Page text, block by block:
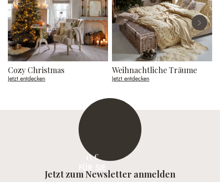
Cozy Christmas
Jetzt entdecken
Weihnachtliche Träume
Jetzt entdecken
15 €
Jetzt zum Newsletter anmelden